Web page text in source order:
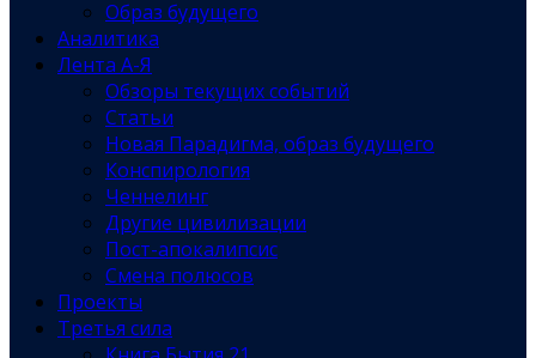
Образ будущего
Аналитика
Лента А-Я
Обзоры текущих событий
Статьи
Новая Парадигма, образ будущего
Конспирология
Ченнелинг
Другие цивилизации
Пост-апокалипсис
Смена полюсов
Проекты
Третья сила